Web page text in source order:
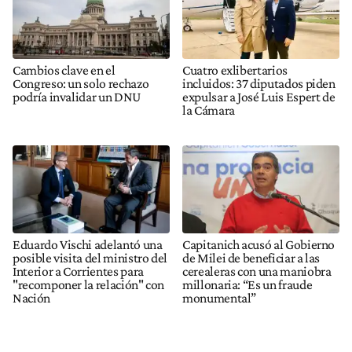
Cambios clave en el
Congreso: un solo rechazo
podría invalidar un DNU
Cuatro exlibertarios
incluidos: 37 diputados piden
expulsar a José Luis Espert de
la Cámara
Eduardo Vischi adelantó una
posible visita del ministro del
Interior a Corrientes para
"recomponer la relación" con
Nación
Capitanich acusó al Gobierno
de Milei de beneficiar a las
cerealeras con una maniobra
millonaria: “Es un fraude
monumental”